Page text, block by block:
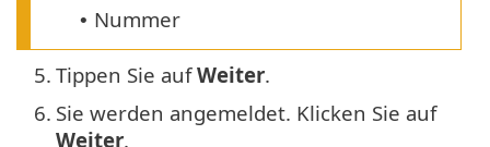
• Nummer
5. Tippen Sie aufWeiter.
6. Sie werden angemeldet. Klicken Sie auf
Weiter.